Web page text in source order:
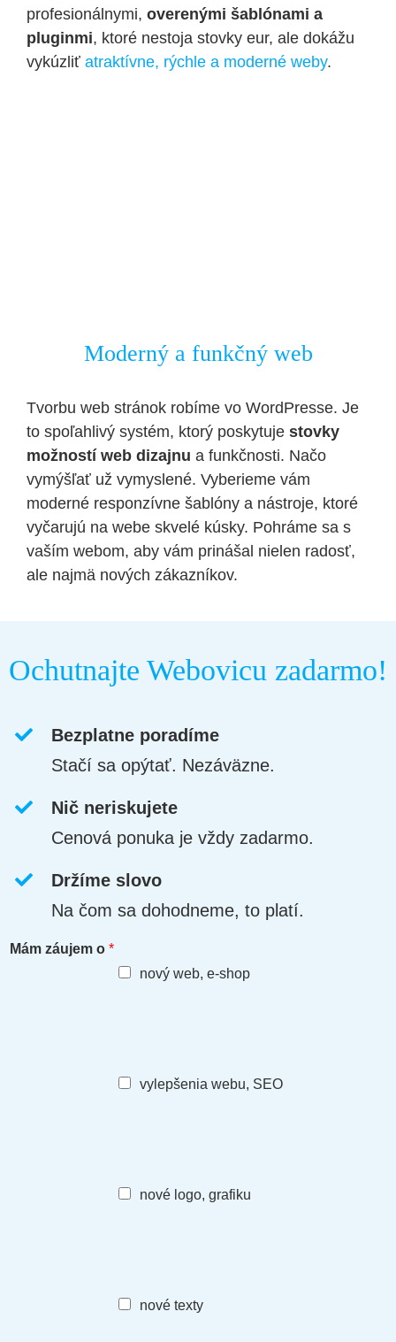
profesionálnymi, overenými šablónami a
pluginmi, ktoré nestoja stovky eur, ale dokážu
vykúzliť atraktívne, rýchle a moderné weby.
Moderný a funkčný web
Tvorbu web stránok robíme vo WordPresse. Je
to spoľahlivý systém, ktorý poskytuje stovky
možností web dizajnu a funkčnosti. Načo
vymýšľať už vymyslené. Vyberieme vám
moderné responzívne šablóny a nástroje, ktoré
vyčarujú na webe skvelé kúsky. Pohráme sa s
vaším webom, aby vám prinášal nielen radosť,
ale najmä nových zákazníkov.
Ochutnajte Webovicu zadarmo!
Bezplatne poradíme
Stačí sa opýtať. Nezáväzne.
Nič neriskujete
Cenová ponuka je vždy zadarmo.
Držíme slovo
Na čom sa dohodneme, to platí.
Mám záujem o *
nový web, e-shop
vylepšenia webu, SEO
nové logo, grafiku
nové texty